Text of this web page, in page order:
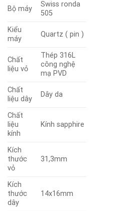
Bộ máy
Swiss ronda
505
Kiểu
máy
Quartz ( pin )
Chất
liệu vỏ
Thép 316L
công nghệ
mạ PVD
Chất
liệu dây
Dây da
Chất
liệu
kính
Kính sapphire
Kích
thước
vỏ
31,3mm
Kích
thước
dây
14x16mm